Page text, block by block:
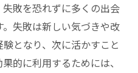
敗を恐れずに多くの出会
失敗は新しい気づきや改
となり、次に活かすこと
的に利用するためには、